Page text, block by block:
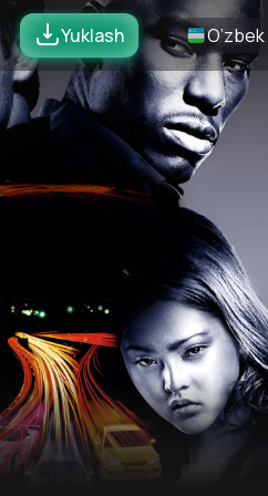
Yuklash O’zbek